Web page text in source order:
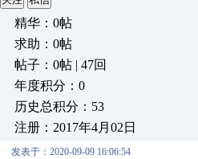
精华：0帖
求助：0帖
帖子：0帖 | 47回
年度积分：0
历史总积分：53
注册：2017年4月02日
发表于：2020-09-09 16:06:54